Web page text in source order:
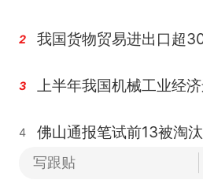
2 我国货物贸易进出口超
3
4
写跟贴